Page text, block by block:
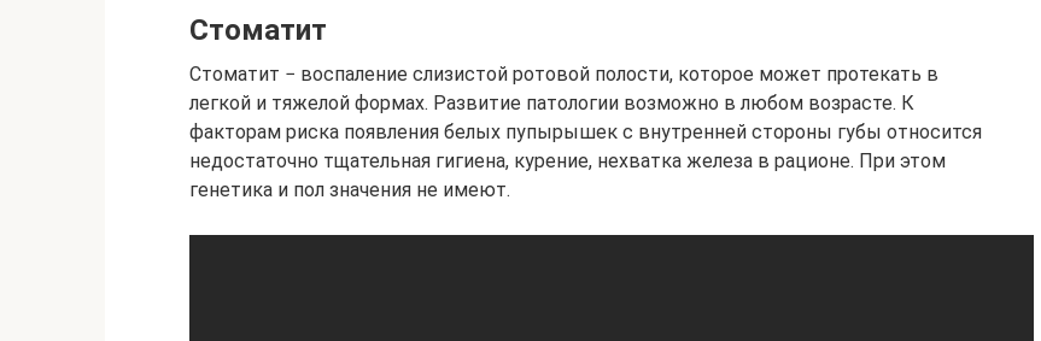
Стоматит
Стоматит − воспаление слизистой ротовой полости, которое может протекать в
легкой и тяжелой формах. Развитие патологии возможно в любом возрасте. К
факторам риска появления белых пупырышек с внутренней стороны губы относится
недостаточно тщательная гигиена, курение, нехватка железа в рационе. При этом
генетика и пол значения не имеют.